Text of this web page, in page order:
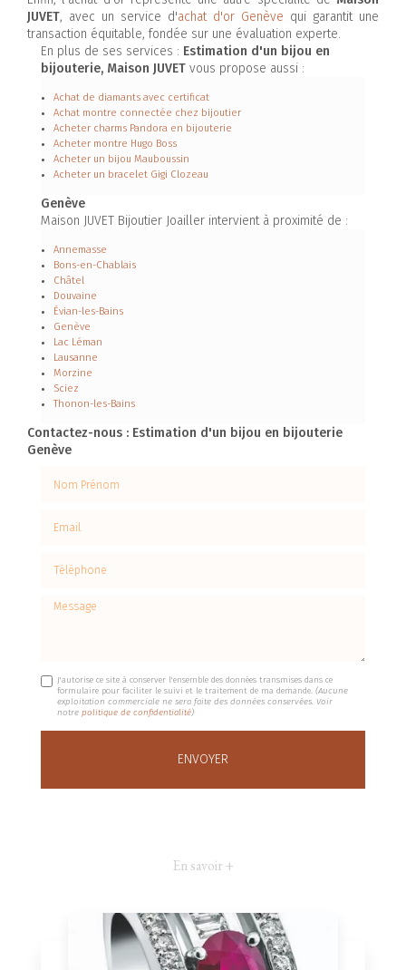
JUVET, avec un service d'achat d'or Genève qui garantit une
transaction équitable, fondée sur une évaluation experte.
En plus de ses services : Estimation d'un bijou en
bijouterie, Maison JUVET vous propose aussi :
Achat de diamants avec certificat
Achat montre connectée chez bijoutier
Acheter charms Pandora en bijouterie
Acheter montre Hugo Boss
Acheter un bijou Mauboussin
Acheter un bracelet Gigi Clozeau
Genève
Maison JUVET Bijoutier Joailler intervient à proximité de :
Annemasse
Bons-en-Chablais
Châtel
Douvaine
Évian-les-Bains
Genève
Lac Léman
Lausanne
Morzine
Sciez
Thonon-les-Bains
Contactez-nous : Estimation d'un bijou en bijouterie
Genève
Message
J'autorise ce site à conserver l'ensemble des données transmises dans ce
formulaire pour faciliter le suivi et le traitement de ma demande.(Aucune
exploitation commerciale ne sera faite des données conservées. Voir
notrepolitique de confidentialité)
En savoir +